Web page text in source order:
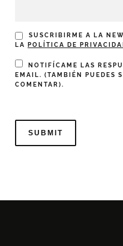
SUSCRIBIRME A LA
LA
POLÍTICA DE
NOTIFÍCAME LAS
EMAIL. (TAMBIÉN PUEDES
COMENTAR).